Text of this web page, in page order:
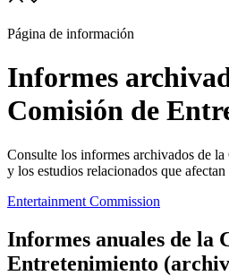
Página de información
Informes
Comisión de
Consulte los informes archivados de
y los estudios relacionados que
Entertainment Commission
Informes anuales de la
Entretenimiento